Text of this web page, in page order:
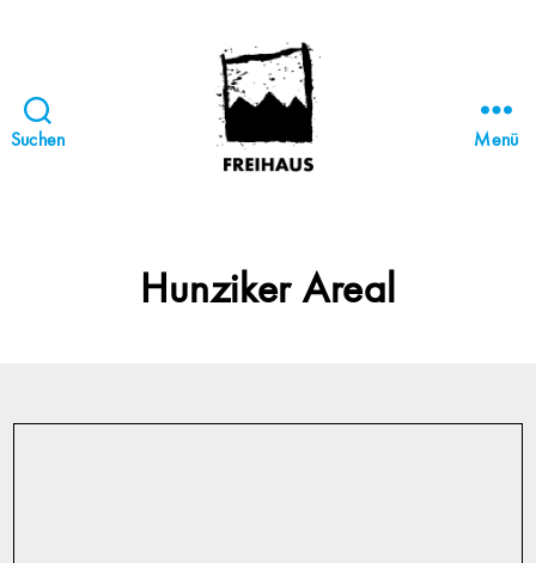
Suchen
STATTBAU
HAMBURG
Menü
Hunziker Areal